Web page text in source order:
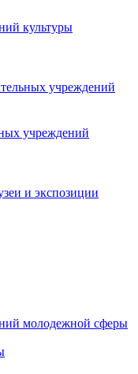
культуры
учреждений
учреждений
и экспозиции
молодежной сферы